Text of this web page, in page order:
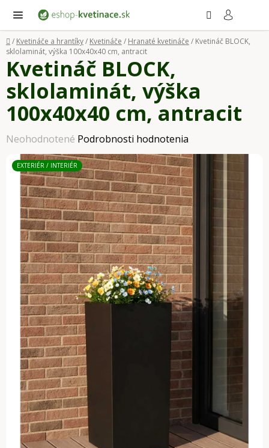
obsah
Domov
/ Kvetináče a hrantíky/ Kvetináče / Hranaté kvetináče / Kvetináč BLOCK,
sklolaminát, výška 100x40x40 cm, antracit
Kvetináč BLOCK,
sklolaminát, výška
100x40x40 cm, antracit
Priemerné
hodnotenie
produktu
hviezdičiek.
Neohodnotené Podrobnosti hodnotenia
EXTERIÉR / INTERIÉR